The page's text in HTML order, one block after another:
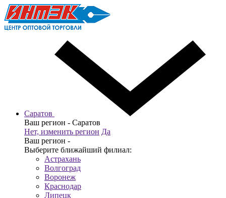
Саратов
Ваш регион - Саратов
Нет, изменить регион Да
Ваш регион -
Выберите ближайший филиал:
Астрахань
Волгоград
Воронеж
Краснодар
Липецк